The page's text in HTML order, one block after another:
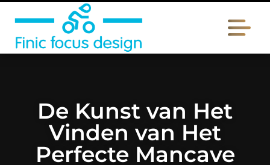
De Kunst van Het
Vinden van Het
Perfecte Mancave